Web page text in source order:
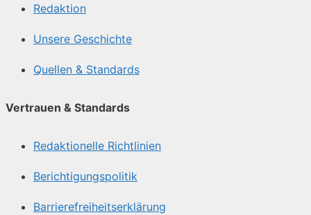
Redaktion
Unsere Geschichte
Quellen & Standards
Vertrauen & Standards
Redaktionelle Richtlinien
Berichtigungspolitik
Barrierefreiheitserklärung